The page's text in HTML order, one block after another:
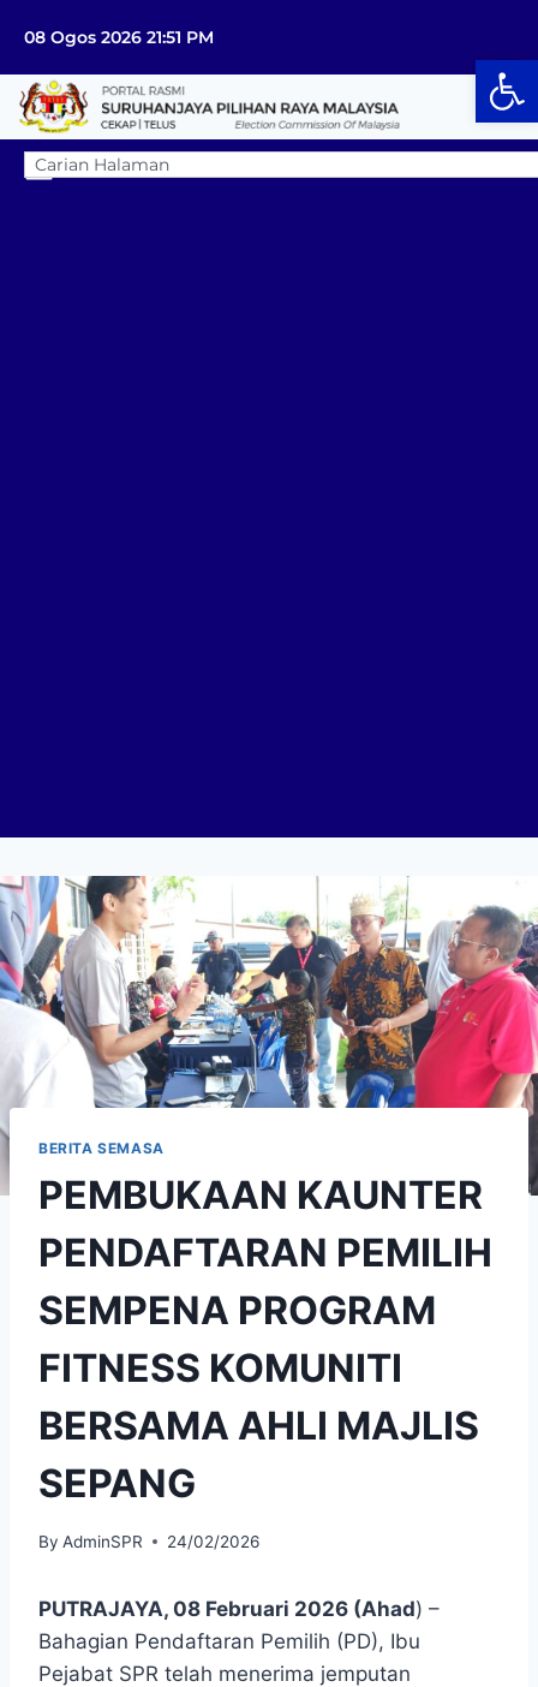
08 Ogos 2026 21:51 PM
BERITA SEMASA
PEMBUKAAN KAUNTER
PENDAFTARAN PEMILIH
SEMPENA PROGRAM
FITNESS KOMUNITI
BERSAMA AHLI MAJLIS
SEPANG
By AdminSPR 24/02/2026
PUTRAJAYA, 08 Februari 2026 (Ahad) –
Bahagian Pendaftaran Pemilih (PD), Ibu
Pejabat SPR telah menerima jemputan